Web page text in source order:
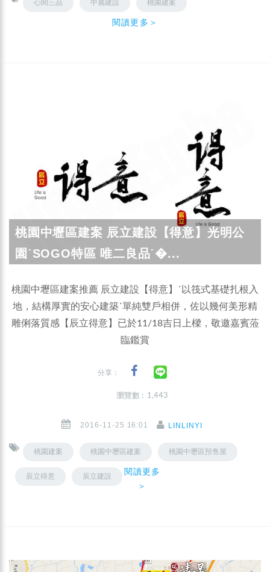
心閱三品 中麗建設 桃園建案
閱讀更多＞
桃園中壢區建案 辰立建設【得意】光明公
園˙SOGO特區 唯二良品˙�...
桃園中壢區建案推薦 辰立建設【得意】˙以筏式基礎扎根入
地，結構厚實的安心建築˙單純雙戶相併，佐以幾何美形精
雕俐落質感【辰立得意】已於11/18吉日上樑，敬邀嘉賓蒞
臨鑑賞
分享：
瀏覽數 : 1,443
2016-11-25 16:01 LINLINYI
桃園建案 桃園中壢區建案 桃園中壢區預售屋
辰立得意 辰立建設
閱讀更多
＞